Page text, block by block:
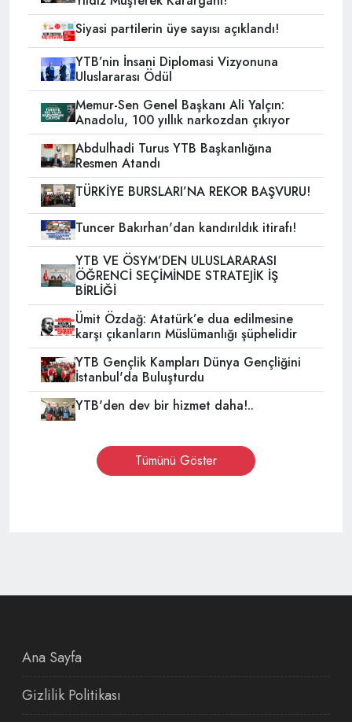
Siyasi partilerin üye sayısı açıklandı!
YTB’nin İnsani Diplomasi Vizyonuna
Uluslararası Ödül
Memur-Sen Genel Başkanı Ali Yalçın:
Anadolu, 100 yıllık narkozdan çıkıyor
Abdulhadi Turus YTB Başkanlığına
Resmen Atandı
TÜRKİYE BURSLARI’NA REKOR BAŞVURU!
Tuncer Bakırhan'dan kandırıldık itirafı!
YTB VE ÖSYM’DEN ULUSLARARASI
ÖĞRENCİ SEÇİMİNDE STRATEJİK İŞ
BİRLİĞİ
Ümit Özdağ: Atatürk’e dua edilmesine
karşı çıkanların Müslümanlığı şüphelidir
YTB Gençlik Kampları Dünya Gençliğini
İstanbul'da Buluşturdu
YTB'den dev bir hizmet daha!..
Tümünü Göster
Ana Sayfa
Gizlilik Politikası